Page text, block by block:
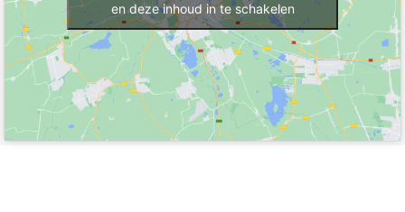
en deze inhoud in te schakelen